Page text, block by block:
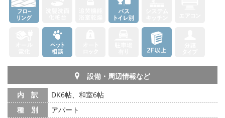
設備・周辺情報など
内 訳
DK6帖、和室6帖
種 別
アパート